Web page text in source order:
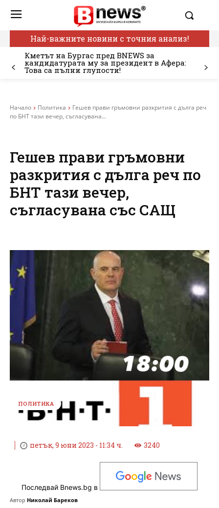
Най-важните новини с точния анализ!
Кметът на Бургас пред BNEWS за
кандидатурата му за президент в Афера:
Това са пълни глупости!
Начало Политика
Гешев прави гръмовни разкрития с дълга реч
по БНТ тази вечер, съгласувана...
Гешев прави гръмовни
разкрития с дълга реч по
БНТ тази вечер,
съгласувана със САЩ
ПОЛИТИКА
петък, 9 юни 2023 - 11:34 ч. 3240
Последвай Bnews.bg в
Автор Николай Бареков